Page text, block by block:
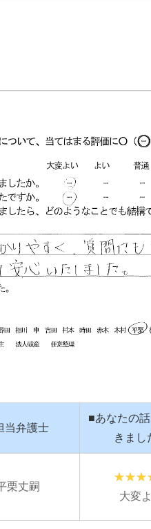
当弁護士
■あなたの
きまし
栗丈嗣
大変
週間 前
で申先生、遠藤先生に大変お
なりました。
所から転落したため脳の損傷
見人を立てる様要求してきま
、私はこの制度がどうも納得
の先生はわざわざ自宅に出向
む